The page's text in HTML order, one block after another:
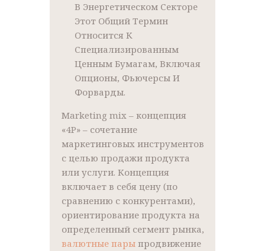
В Энергетическом Секторе
Этот Общий Термин
Относится К
Специализированным
Ценным Бумагам, Включая
Опционы, Фьючерсы И
Форварды.
Marketing mix – концепция
«4P» – сочетание
маркетинговых инструментов
с целью продажи продукта
или услуги. Концепция
включает в себя цену (по
сравнению с конкурентами),
ориентирование продукта на
определенный сегмент рынка,
валютные парыпродвижение